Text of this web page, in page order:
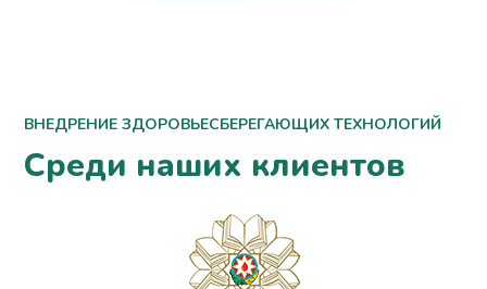
ВНЕДРЕНИЕ ЗДОРОВЬЕСБЕРЕГАЮЩИХ ТЕХНОЛОГИЙ
Среди наших клиентов